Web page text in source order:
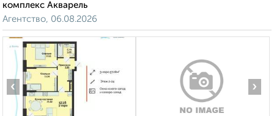
комплекс Акварель
Агентство, 06.08.2026
‹ ›